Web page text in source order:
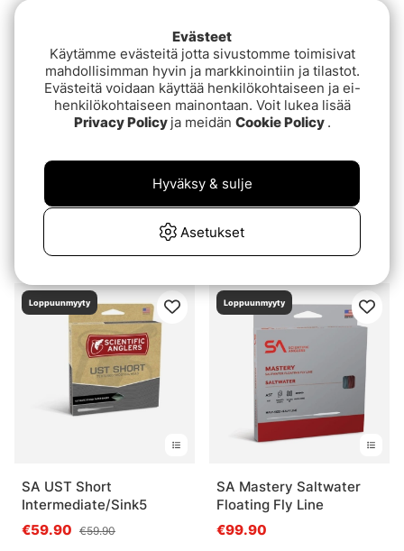
Vision Dacspun 2000m
€214.90
Loppuunmyyty
€5
Loppuunmyyty
SA UST Short
Intermediate/Sink5
€59.90 €59.90
Loppuunmyyty
SA Mastery Saltwater
Floating Fly Line
€99.90
Evästeet
Käytämme evästeitä jotta sivustomme toimisivat
mahdollisimman hyvin ja markkinointiin ja tilastot.
Evästeitä voidaan käyttää henkilökohtaiseen ja ei-
henkilökohtaiseen mainontaan. Voit lukea lisää
Privacy Policy ja meidän Cookie Policy .
Asetukset
Hyväksy & sulje